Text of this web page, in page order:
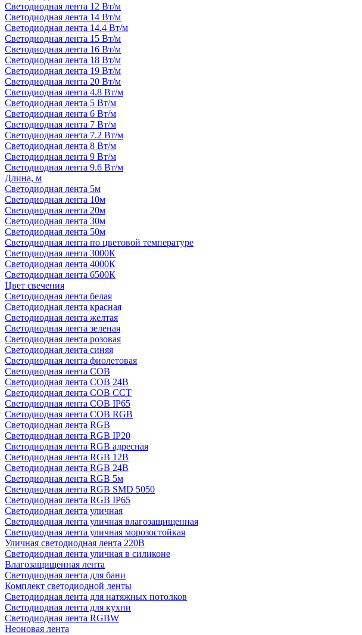
Светодиодная лента 12 Вт/м
Светодиодная лента 14 Вт/м
Светодиодная лента 14.4 Вт/м
Светодиодная лента 15 Вт/м
Светодиодная лента 16 Вт/м
Светодиодная лента 18 Вт/м
Светодиодная лента 19 Вт/м
Светодиодная лента 20 Вт/м
Светодиодная лента 4.8 Вт/м
Светодиодная лента 5 Вт/м
Светодиодная лента 6 Вт/м
Светодиодная лента 7 Вт/м
Светодиодная лента 7.2 Вт/м
Светодиодная лента 8 Вт/м
Светодиодная лента 9 Вт/м
Светодиодная лента 9.6 Вт/м
Длина, м
Светодиодная лента 5м
Светодиодная лента 10м
Светодиодная лента 20м
Светодиодная лента 30м
Светодиодная лента 50м
Светодиодная лента по цветовой температуре
Светодиодная лента 3000К
Светодиодная лента 4000К
Светодиодная лента 6500К
Цвет свечения
Светодиодная лента белая
Светодиодная лента красная
Светодиодная лента желтая
Светодиодная лента зеленая
Светодиодная лента розовая
Светодиодная лента синяя
Светодиодная лента фиолетовая
Светодиодная лента COB
Светодиодная лента COB 24В
Светодиодная лента COB CCT
Светодиодная лента COB IP65
Светодиодная лента COB RGB
Светодиодная лента RGB
Светодиодная лента RGB IP20
Светодиодная лента RGB адресная
Светодиодная лента RGB 12В
Светодиодная лента RGB 24В
Светодиодная лента RGB 5м
Светодиодная лента RGB SMD 5050
Светодиодная лента RGB IP65
Светодиодная лента уличная
Светодиодная лента уличная влагозащищенная
Светодиодная лента уличная морозостойкая
Уличная светодиодная лента 220В
Светодиодная лента уличная в силиконе
Влагозащищенная лента
Светодиодная лента для бани
Комплект светодиодной ленты
Светодиодная лента для натяжных потолков
Светодиодная лента для кухни
Светодиодная лента RGBW
Неоновая лента